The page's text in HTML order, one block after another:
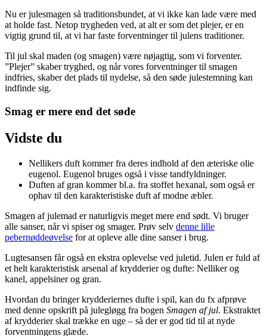
Nu er julesmagen så traditionsbundet, at vi ikke kan lade være med
at holde fast. Netop trygheden ved, at alt er som det plejer, er en
vigtig grund til, at vi har faste forventninger til julens traditioner.
Til jul skal maden (og smagen) være nøjagtig, som vi forventer.
”Plejer” skaber tryghed, og når vores forventninger til smagen
indfries, skaber det plads til nydelse, så den søde julestemning kan
indfinde sig.
Smag er mere end det søde
Vidste du
Nellikers duft kommer fra deres indhold af den æteriske olie
eugenol. Eugenol bruges også i visse tandfyldninger.
Duften af gran kommer bl.a. fra stoffet hexanal, som også er
ophav til den karakteristiske duft af modne æbler.
Smagen af julemad er naturligvis meget mere end sødt. Vi bruger
alle sanser, når vi spiser og smager. Prøv selv denne lille
pebernøddeøvelse for at opleve alle dine sanser i brug.
Lugtesansen får også en ekstra oplevelse ved juletid. Julen er fuld af
et helt karakteristisk arsenal af krydderier og dufte: Nelliker og
kanel, appelsiner og gran.
Hvordan du bringer krydderiernes dufte i spil, kan du fx afprøve
med denne opskrift på julegløgg fra bogen Smagen af jul. Ekstraktet
af krydderier skal trække en uge – så der er god tid til at nyde
forventningens glæde.